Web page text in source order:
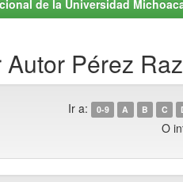
de la Universidad
Pérez
Ir a: 0-9 A B C
O